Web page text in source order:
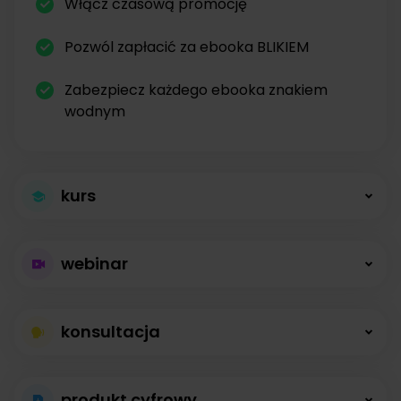
Pozwól zapłacić za ebooka BLIKIEM
Zabezpiecz każdego ebooka znakiem
wodnym
kurs
kursów
Kursy online z modułami, lekcjami, nagraniami i
opisami dostępne od zaraz.
webinar
bez limitów
konsultacja